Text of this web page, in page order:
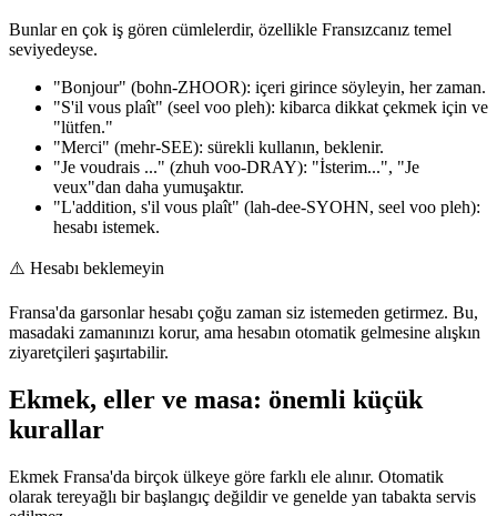
Bunlar en çok iş gören cümlelerdir, özellikle Fransızcanız temel
seviyedeyse.
"Bonjour" (bohn-ZHOOR): içeri girince söyleyin, her zaman.
"S'il vous plaît" (seel voo pleh): kibarca dikkat çekmek için ve
"lütfen."
"Merci" (mehr-SEE): sürekli kullanın, beklenir.
"Je voudrais ..." (zhuh voo-DRAY): "İsterim...", "Je
veux"dan daha yumuşaktır.
"L'addition, s'il vous plaît" (lah-dee-SYOHN, seel voo pleh):
hesabı istemek.
⚠️ Hesabı beklemeyin
Fransa'da garsonlar hesabı çoğu zaman siz istemeden getirmez. Bu,
masadaki zamanınızı korur, ama hesabın otomatik gelmesine alışkın
ziyaretçileri şaşırtabilir.
Ekmek, eller ve masa: önemli küçük
kurallar
Ekmek Fransa'da birçok ülkeye göre farklı ele alınır. Otomatik
olarak tereyağlı bir başlangıç değildir ve genelde yan tabakta servis